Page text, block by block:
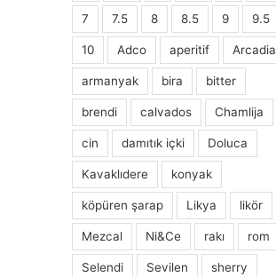
7 7.5 8 8.5 9 9.5
10 Adco aperitif Arcadia
armanyak bira bitter
brendi calvados Chamlija
cin damıtık içki Doluca
Kavaklıdere konyak
köpüren şarap Likya likör
Mezcal Ni&Ce rakı rom
Selendi Sevilen sherry